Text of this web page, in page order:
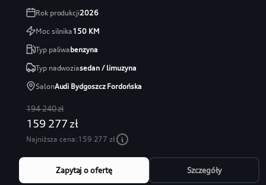
Rok produkcji2026
Moc silnika150KM
Typ paliwabenzyna
Typ nadwoziasedan / limuzyna
SalonAudi Bydgoszcz Fordońska
194 240 zł
159 277 zł
Najniższa cena:159 277 zł
Zapytaj o ofertę Szczegóły